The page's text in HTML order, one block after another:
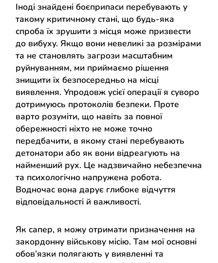
Іноді знайдені боєприпаси перебувають у
такому критичному стані, що будь-яка
спроба їх зрушити з місця може призвести
до вибуху. Якщо вони невеликі за розмірами
та не становлять загрози масштабним
руйнуванням, ми приймаємо рішення
знищити їх безпосередньо на місці
виявлення. Упродовж усієї операції я суворо
дотримуюсь протоколів безпеки. Проте
варто розуміти, що навіть за повної
обережності ніхто не може точно
передбачити, в якому стані перебувають
детонатори або як вони відреагують на
найменший рух. Це надзвичайно небезпечна
та психологічно напружена робота.
Водночас вона дарує глибоке відчуття
відповідальності й важливості.
Як сапер, я можу отримати призначення на
закордонну військову місію. Там мої основні
обов’язки полягають у виявленні та